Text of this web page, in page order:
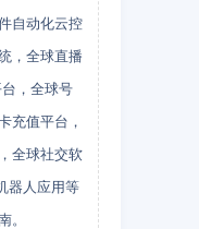
自动化云控
，全球直播
，全球号
充值平台，
全球社交软
器人应用等
。